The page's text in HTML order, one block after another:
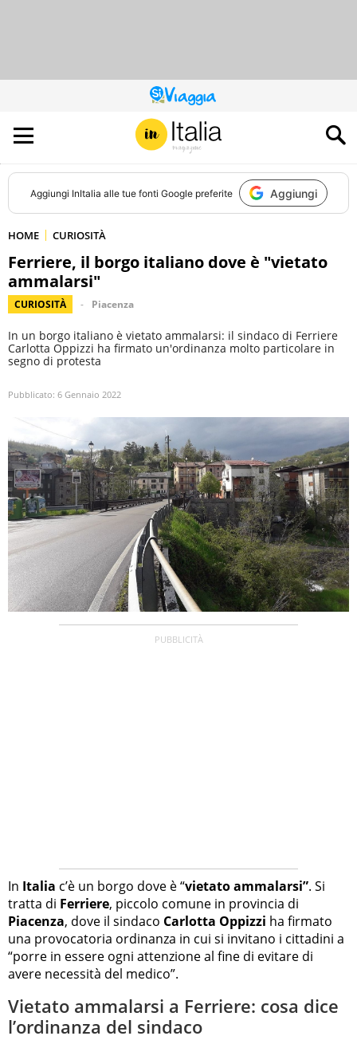
QUESTO
SITO
CONTRIBUISCE
ALL’AUDIENCE
DI
Aggiungi InItalia alle tue fonti Google preferite Aggiungi
HOME CURIOSITÀ
Ferriere, il borgo italiano dove è "vietato
ammalarsi"
CURIOSITÀ Piacenza
In un borgo italiano è vietato ammalarsi: il sindaco di Ferriere
Carlotta Oppizzi ha firmato un'ordinanza molto particolare in
segno di protesta
Pubblicato: 6 Gennaio 2022
In Italia c’è un borgo dove è “vietato ammalarsi”. Si
tratta di Ferriere, piccolo comune in provincia di
Piacenza, dove il sindaco Carlotta Oppizzi ha firmato
una provocatoria ordinanza in cui si invitano i cittadini a
“porre in essere ogni attenzione al fine di evitare di
avere necessità del medico”.
Vietato ammalarsi a Ferriere: cosa dice
l’ordinanza del sindaco